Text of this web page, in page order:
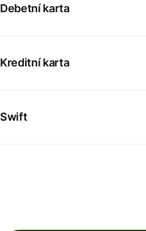
Debetní karta
Kreditní karta
Swift